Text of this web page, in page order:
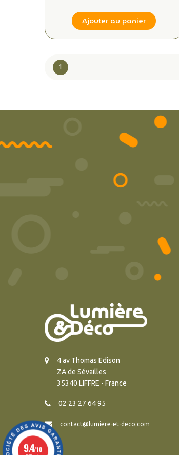
Ajouter au panier
1
4 av Thomas Edison
ZA de Sévailles
35340 LIFFRE - France
02 23 27 64 95
contact@lumiere-et-deco.com
9.4/10